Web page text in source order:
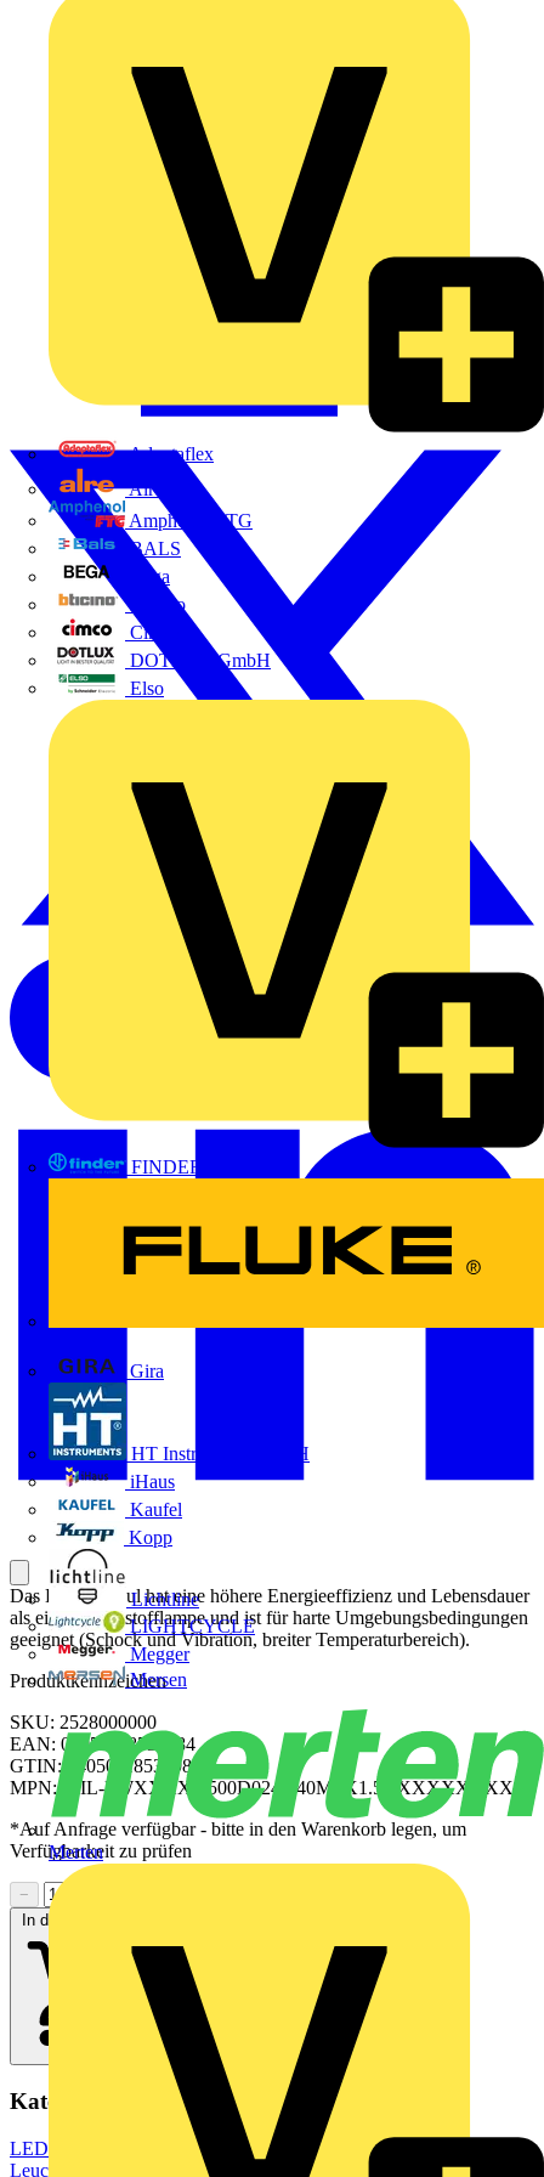
Adaptaflex
Alre
Amphenol FTG
BALS
Bega
Bticino
Cimco
DOTLUX GmbH
Elso
FINDER
Gira
HT Instruments GmbH
iHaus
Kaufel
Kopp
Lichtline
LIGHTCYCLE
Megger
Mersen
Merten
Das LED-Modul hat eine höhere Energieeffizienz und Lebensdauer
als eine Leuchtstofflampe und ist für harte Umgebungsbedingungen
geeignet (Schock und Vibration, breiter Temperaturbereich).
Produktkennzeichen
SKU: 2528000000
EAN: 04050118538984
GTIN: 04050118538984
MPN: WIL-LWXXXX-6500D024-240MFX1.5OXXXXXXXX
*Auf Anfrage verfügbar - bitte in den Warenkorb legen, um
Verfügbarkeit zu prüfen
−
In den Warenkorb
Kategorien
LED Beleuchtung & LeuchtenLED Beleuchtung
Leuchtmittel